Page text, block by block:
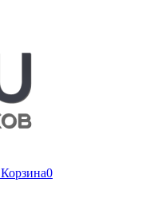
Корзина0